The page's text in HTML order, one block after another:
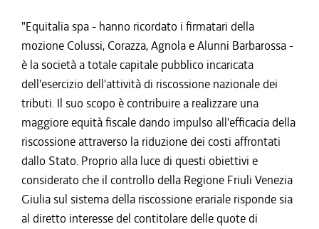
"Equitalia spa - hanno ricordato i firmatari della
mozione Colussi, Corazza, Agnola e Alunni Barbarossa -
è la società a totale capitale pubblico incaricata
dell'esercizio dell'attività di riscossione nazionale dei
tributi. Il suo scopo è contribuire a realizzare una
maggiore equità fiscale dando impulso all'efficacia della
riscossione attraverso la riduzione dei costi affrontati
dallo Stato. Proprio alla luce di questi obiettivi e
considerato che il controllo della Regione Friuli Venezia
Giulia sul sistema della riscossione erariale risponde sia
al diretto interesse del contitolare delle quote di